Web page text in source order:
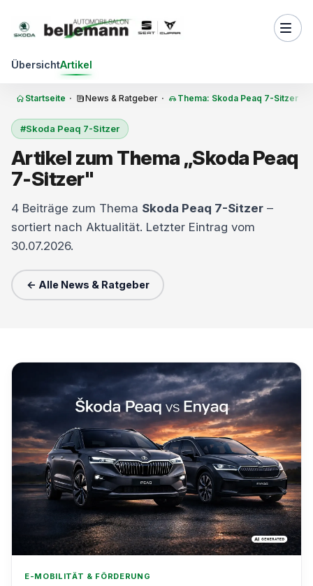
ÜbersichtArtikel
Startseite · News & Ratgeber · Thema: Skoda Peaq 7-Sitzer
#Skoda Peaq 7-Sitzer
Artikel zum Thema „Skoda Peaq
7-Sitzer"
4 Beiträge zum Thema Skoda Peaq 7-Sitzer –
sortiert nach Aktualität. Letzter Eintrag vom
30.07.2026.
← Alle News & Ratgeber
E-MOBILITÄT & FÖRDERUNG